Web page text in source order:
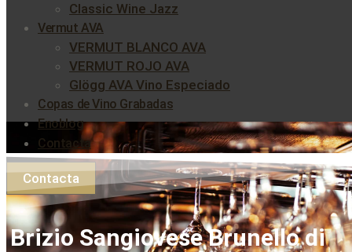
Classic Wine Jazz
Vermut AVA
VERMUT BLANCO AVA
VERMUT ROJO AVA
Glögg AVA Vino Especiado
Copas de Vino Grabadas
Enoblog
Contacta
Contacta
Brizio Sangiovese Brunello di